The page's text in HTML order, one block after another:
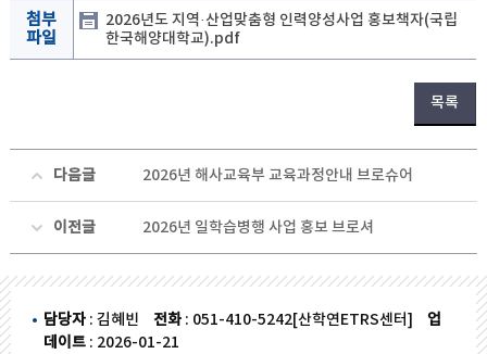
첨부
파일
2026년도 지역·산업맞춤형 인력양성사업 홍보책자(국립
한국해양대학교).pdf
목록
다음글 2026년 해사교육부 교육과정안내 브로슈어
이전글 2026년 일학습병행 사업 홍보 브로셔
담당자 : 김혜빈 전화 : 051-410-5242[산학연ETRS센터]
업
데이트 : 2026-01-21